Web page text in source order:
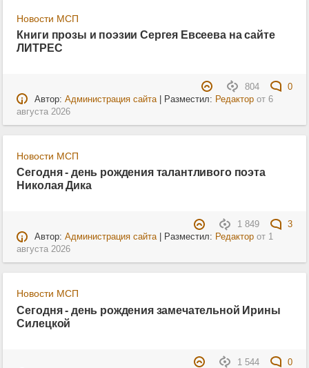
Новости МСП
Книги прозы и поэзии Сергея Евсеева на сайте
ЛИТРЕС
804
0
Автор: Администрация сайта| Разместил: Редакторот 6
августа 2026
Новости МСП
Сегодня - день рождения талантливого поэта
Николая Дика
1 849
3
Автор: Администрация сайта| Разместил: Редакторот 1
августа 2026
Новости МСП
Сегодня - день рождения замечательной Ирины
Силецкой
1 544
0